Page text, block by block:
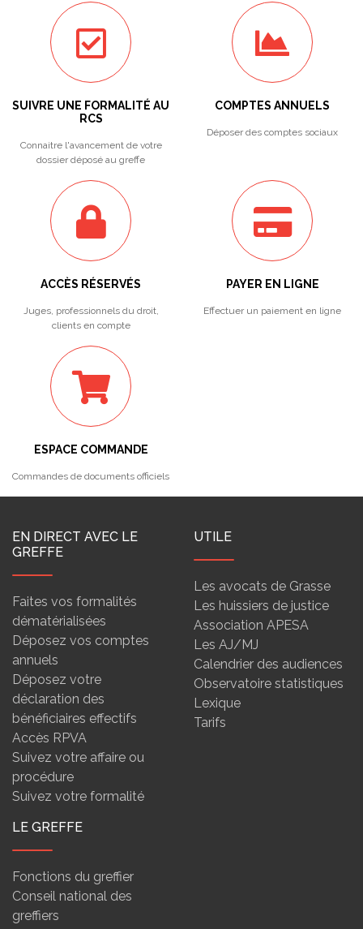
SUIVRE UNE FORMALITÉ AU
RCS
Connaitre l'avancement de votre
dossier déposé au greffe
COMPTES ANNUELS
Déposer des comptes sociaux
ACCÈS RÉSERVÉS
Juges, professionnels du droit,
clients en compte
PAYER EN LIGNE
Effectuer un paiement en ligne
ESPACE COMMANDE
Commandes de documents officiels
EN DIRECT AVEC LE
GREFFE
Faites vos formalités
dématérialisées
Déposez vos comptes
annuels
Déposez votre
déclaration des
bénéficiaires effectifs
Accès RPVA
Suivez votre affaire ou
procédure
Suivez votre formalité
UTILE
Les avocats de Grasse
Les huissiers de justice
Association APESA
Les AJ/MJ
Calendrier des audiences
Observatoire statistiques
Lexique
Tarifs
LE GREFFE
Fonctions du greffier
Conseil national des
greffiers